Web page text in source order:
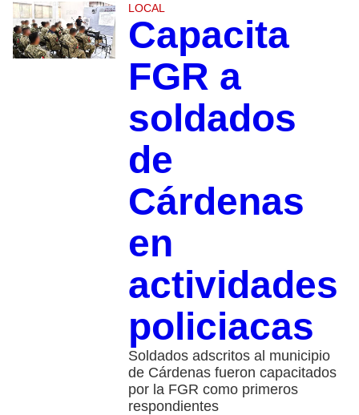
LOCAL
Capacita
FGR a
soldados
de
Cárdenas
en
actividades
policiacas
Soldados adscritos al municipio
de Cárdenas fueron capacitados
por la FGR como primeros
respondientes